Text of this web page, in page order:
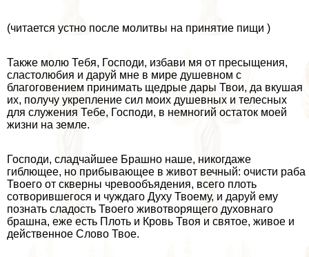
(читается устно после молитвы на принятие пищи )
Также молю Тебя, Господи, избави мя от пресыщения,
сластолюбия и даруй мне в мире душевном с
благоговением принимать щедрые дары Твои, да вкушая
их, получу укрепление сил моих душевных и телесных
для служения Тебе, Господи, в немногий остаток моей
жизни на земле.
Господи, сладчайшее Брашно наше, никогдаже
гиблющее, но прибывающее в живот вечный: очисти paба
Твоего от скверны чревообъядения, всего плоть
сотворившегося и чуждаго Духу Твоему, и даруй ему
познать сладость Твоего животворящего духовнаго
брашна, еже есть Плоть и Кровь Твоя и святое, живое и
действенное Слово Твое.